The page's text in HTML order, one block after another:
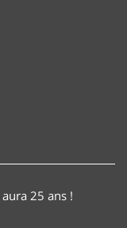
aura 25 ans !